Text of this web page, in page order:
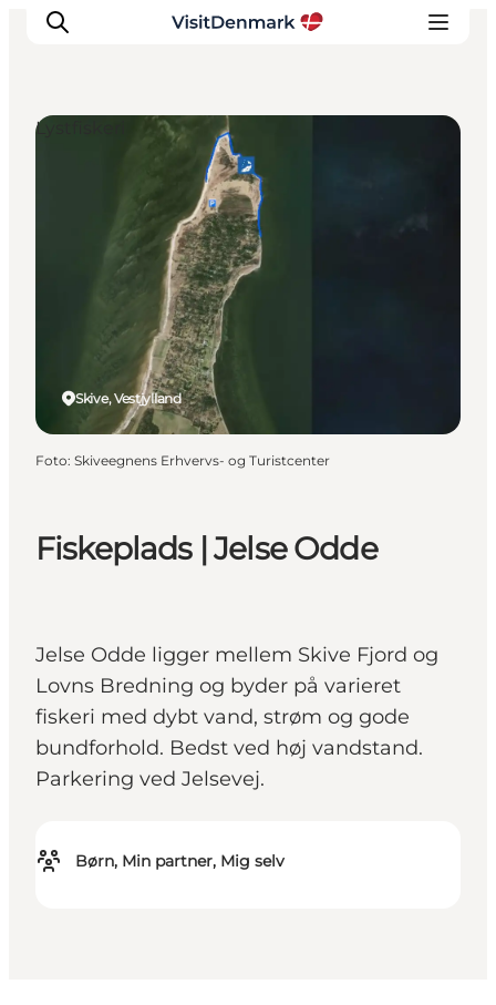
Inspiration
Destinationer
Oplevelser
Overnatning
Planlæg ferien
Fiskeplads | Jelse Odde
Jelse Odde ligger mellem Skive Fjord og
Lovns Bredning og byder på varieret
fiskeri med dybt vand, strøm og gode
bundforhold. Bedst ved høj vandstand.
Parkering ved Jelsevej.
Børn, Min partner, Mig selv
Skive, Vestjylland
Lystfiskeri
Foto: Skiveegnens Erhvervs- og Turistcenter